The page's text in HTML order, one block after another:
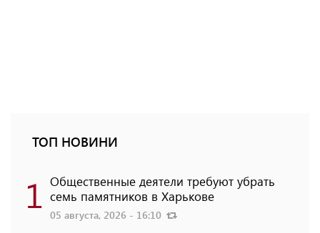
ТОП НОВИНИ
1 Общественные деятели требуют убрать
семь памятников в Харькове
05 августа, 2026 - 16:10